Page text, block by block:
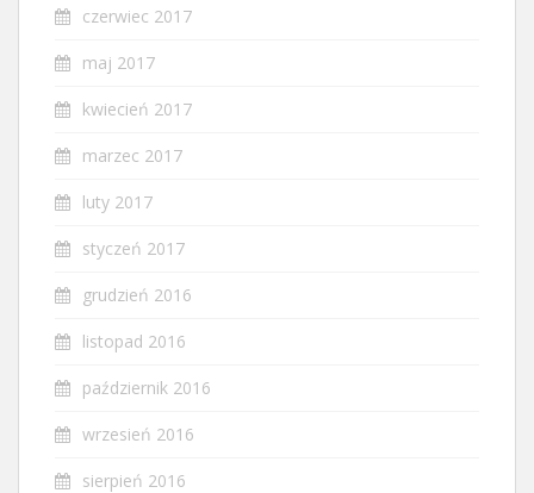
czerwiec 2017
maj 2017
kwiecień 2017
marzec 2017
luty 2017
styczeń 2017
grudzień 2016
listopad 2016
październik 2016
wrzesień 2016
sierpień 2016